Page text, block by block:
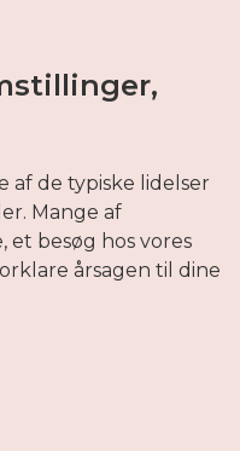
af de typiske lidelser
Mange af
besøg hos vores
årsagen til dine